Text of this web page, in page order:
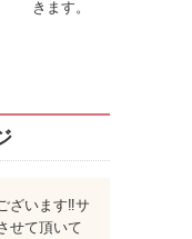
きます。
ざいます‼︎サ
せて頂いて